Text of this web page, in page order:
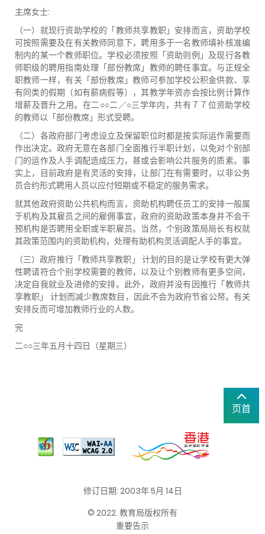
主席女士:
（一）就现行资助学校的「教师共享教职」安排而言，资助学校
可按照需要及在有关教师同意下，聘用多于一名教师填补核准编
制内的某一个教师职位。学校必须按照「资助则例」及现行各教
师职级的聘用指南处理「部份教席」教师的聘任事宜。与正规全
职教师一样，有关「部份教席」教师可参加学校公积金供款、享
有同类的假期（如有薪病假等），其教学年资亦会按比例计算作
增薪及晋升之用。在二○○二／○三学年内，共有７７位资助学校
的教师以「部份教席」形式受聘。
（二）各政府部门考虑设立及保留职位时都是按实际运作需要而
作出决定。政府无意在各部门全面推行半职计划，以免对个别部
门的运作及人手调配造成压力，甚或会影响公共服务的质素。事
实上，目前政府是有灵活的安排，让部门在有需要时，以非公务
员合约形式聘用人员以应付短期或不稳定的服务需求。
就其他政府资助公共机构而言，资助机构聘任员工的安排一般属
于机构及其雇员之间的雇佣事宜，政府的资助政策本身并不会干
预机构是否聘用全职或半职雇员。当然，个别政策局局长有权就
其政策范围内的资助机构，处理有助机构灵活调配人手的事宜。
（三）政府推行「教师共享教职」 计划的目的是让学校有更大弹
性聘请符合个别学校需要的教师，以及让个别教师有更多空间，
决定自我就业及进修的安排。此外，政府并没有因推行「教师共
享教职」 计划而减少教席数目，因此不会为政府节省公帑。有关
安排反而可增加教师行业的人数。
完
二○○三年五月十四日（星期三）
页首
修订日期: 2003年 5月 14日
© 2022. 教育局版权所有
重要告示